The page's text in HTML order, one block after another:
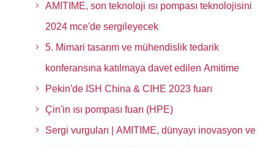
AMITIME, son teknoloji ısı pompası teknolojisini
2024 mce'de sergileyecek
5. Mimari tasarım ve mühendislik tedarik
konferansına katılmaya davet edilen Amitime
Pekin'de ISH China & CIHE 2023 fuarı
Çin'in ısı pompası fuarı (HPE)
Sergi vurguları | AMITIME, dünyayı inovasyon ve